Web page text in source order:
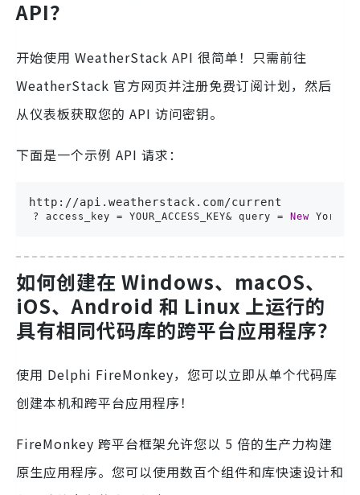
API？
开始使用 WeatherStack API 很简单！只需前往
WeatherStack 官方网页并注册免费订阅计划，然后
从仪表板获取您的 API 访问密钥。
下面是一个示例 API 请求：
http : //api.weatherstack.com/current
? access_key = YOUR_ACCESS_KEY& query = New York
如何创建在 Windows、macOS、
iOS、Android 和 Linux 上运行的
具有相同代码库的跨平台应用程序？
使用 Delphi FireMonkey，您可以立即从单个代码库
创建本机和跨平台应用程序！
FireMonkey 跨平台框架允许您以 5 倍的生产力构建
原生应用程序。您可以使用数百个组件和库快速设计和